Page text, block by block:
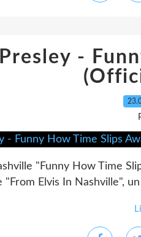
-
"Funny How Time
"From Elvis In Nashville",